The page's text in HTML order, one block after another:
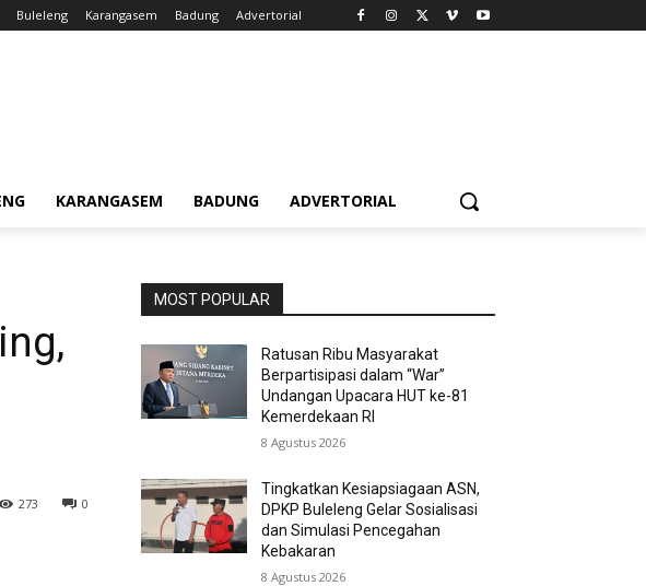
Buleleng Karangasem Badung Advertorial
KARANGASEM BADUNG ADVERTORIAL
0
273
MOST POPULAR
Ratusan Ribu Masyarakat
Berpartisipasi dalam “War”
Undangan Upacara HUT ke-81
Kemerdekaan RI
8 Agustus 2026
Tingkatkan Kesiapsiagaan ASN,
DPKP Buleleng Gelar Sosialisasi
dan Simulasi Pencegahan
Kebakaran
8 Agustus 2026